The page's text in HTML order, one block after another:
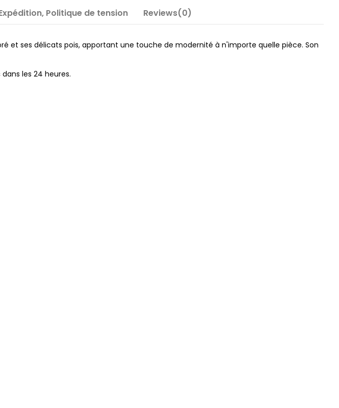
Politique de tension Reviews(0)
et ses délicats pois, apportant une touche de modernité à n'importe quelle pièce. Son
les 24 heures.